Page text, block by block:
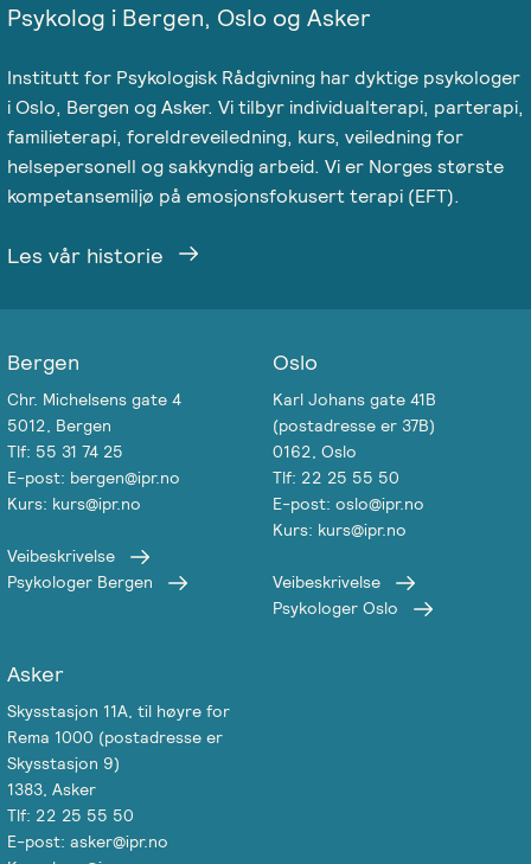
Psykolog i Bergen, Oslo og Asker
Institutt for Psykologisk Rådgivning har dyktige psykologer
i Oslo, Bergen og Asker. Vi tilbyr individualterapi, parterapi,
familieterapi, foreldreveiledning, kurs, veiledning for
helsepersonell og sakkyndig arbeid. Vi er Norges største
kompetansemiljø på emosjonsfokusert terapi (EFT).
Les vår historie
Bergen
Chr. Michelsens gate 4
5012, Bergen
Tlf: 55 31 74 25
E-post: bergen@ipr.no
Kurs: kurs@ipr.no
Veibeskrivelse
Psykologer Bergen
Oslo
Karl Johans gate 41B
(postadresse er 37B)
0162, Oslo
Tlf: 22 25 55 50
E-post: oslo@ipr.no
Kurs: kurs@ipr.no
Veibeskrivelse
Psykologer Oslo
Asker
Skysstasjon 11A, til høyre for
Rema 1000 (postadresse er
Skysstasjon 9)
1383, Asker
Tlf: 22 25 55 50
E-post: asker@ipr.no